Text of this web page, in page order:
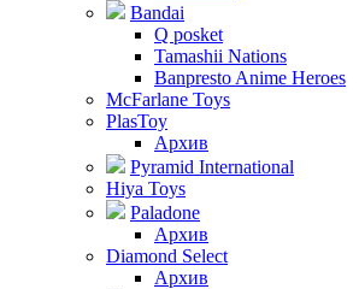
Bandai
Q posket
Tamashii Nations
Banpresto Anime Heroes
McFarlane Toys
PlasToy
Архив
Pyramid International
Hiya Toys
Paladone
Архив
Diamond Select
Архив